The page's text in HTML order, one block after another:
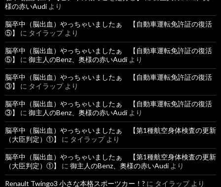
様の赤いAudi より
脳卒中（脳出血）やっちゃいましたぁ 【自動車運転免許証の復活
⑤】
に タイラップより
脳卒中（脳出血）やっちゃいましたぁ 【自動車運転免許証の復活
⑤】
に 御主人のBenz、奥様の赤いAudi より
脳卒中（脳出血）やっちゃいましたぁ 【自動車運転免許証の復活
③】
に タイラップより
脳卒中（脳出血）やっちゃいましたぁ 【自動車運転免許証の復活
③】
に 御主人のBenz、奥様の赤いAudi より
脳卒中（脳出血）やっちゃいましたぁ 【第1種航空身体検査の更新
（大臣判定）①】
に タイラップより
脳卒中（脳出血）やっちゃいましたぁ 【第1種航空身体検査の更新
（大臣判定）①】
に 御主人のBenz、奥様の赤いAudi より
Renault Twingo3 小さな本格スポーツカー！? に タイラップより